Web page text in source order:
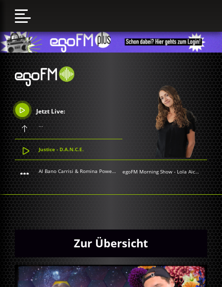
Jetzt Live:
...
Justice - D.A.N.C.E.
Al Bano Carrisi & Romina Power - Felicità egoFM Morning Show - Lola Aichner
Zur Übersicht